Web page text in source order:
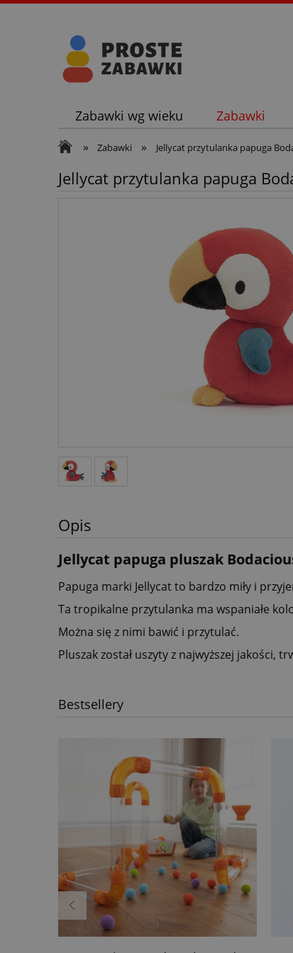
Zabawki wg wieku Zabawki
» Zabawki » Jellycat przytulanka papuga
Jellycat przytulanka papuga
Opis
Jellycat papuga pluszak
Papuga marki Jellycat to bardzo miły i
Ta tropikalne przytulanka ma wspaniałe
Można się z nimi bawić i przytulać.
Pluszak został uszyty z najwyższej jakości,
Bestsellery